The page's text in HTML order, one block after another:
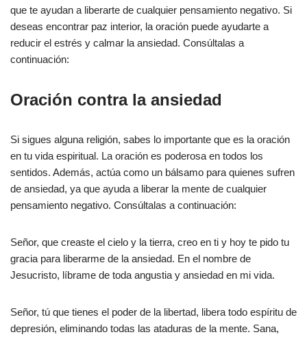
que te ayudan a liberarte de cualquier pensamiento negativo. Si
deseas encontrar paz interior, la oración puede ayudarte a
reducir el estrés y calmar la ansiedad. Consúltalas a
continuación:
Oración contra la ansiedad
Si sigues alguna religión, sabes lo importante que es la oración
en tu vida espiritual. La oración es poderosa en todos los
sentidos. Además, actúa como un bálsamo para quienes sufren
de ansiedad, ya que ayuda a liberar la mente de cualquier
pensamiento negativo. Consúltalas a continuación:
Señor, que creaste el cielo y la tierra, creo en ti y hoy te pido tu
gracia para liberarme de la ansiedad. En el nombre de
Jesucristo, líbrame de toda angustia y ansiedad en mi vida.
Señor, tú que tienes el poder de la libertad, libera todo espíritu de
depresión, eliminando todas las ataduras de la mente. Sana,